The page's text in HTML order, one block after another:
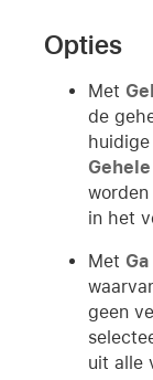
Opties
Met
de
in het
Met
geen
uit alle